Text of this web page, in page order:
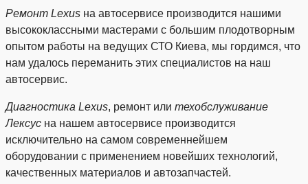
Ремонт Lexus на автосервисе производится нашими
высококлассными мастерами с большим плодотворным
опытом работы на ведущих СТО Киева, мы гордимся, что
нам удалось переманить этих специалистов на наш
автосервис.
Диагностика Lexus, ремонт или техобслуживание
Лексус на нашем автосервисе производится
исключительно на самом современнейшем
оборудовании с применением новейших технологий,
качественных материалов и автозапчастей.